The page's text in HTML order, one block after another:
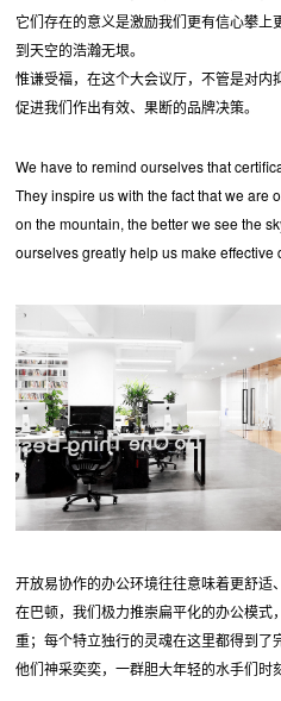
它们存在的意义是激励我们更有信心攀
到天空的浩瀚无垠。
惟谦受福，在这个大会议厅，不管是对
促进我们作出有效、果断的品牌决策。
We have to remind ourselves that
They inspire us with the fact that we are
on the mountain, the better we see the
ourselves greatly help us make effective
开放易协作的办公环境往往意味着更舒适
在巴顿，我们极力推崇扁平化的办公模
重；每个特立独行的灵魂在这里都得到了
他们神采奕奕，一群胆大年轻的水手们时